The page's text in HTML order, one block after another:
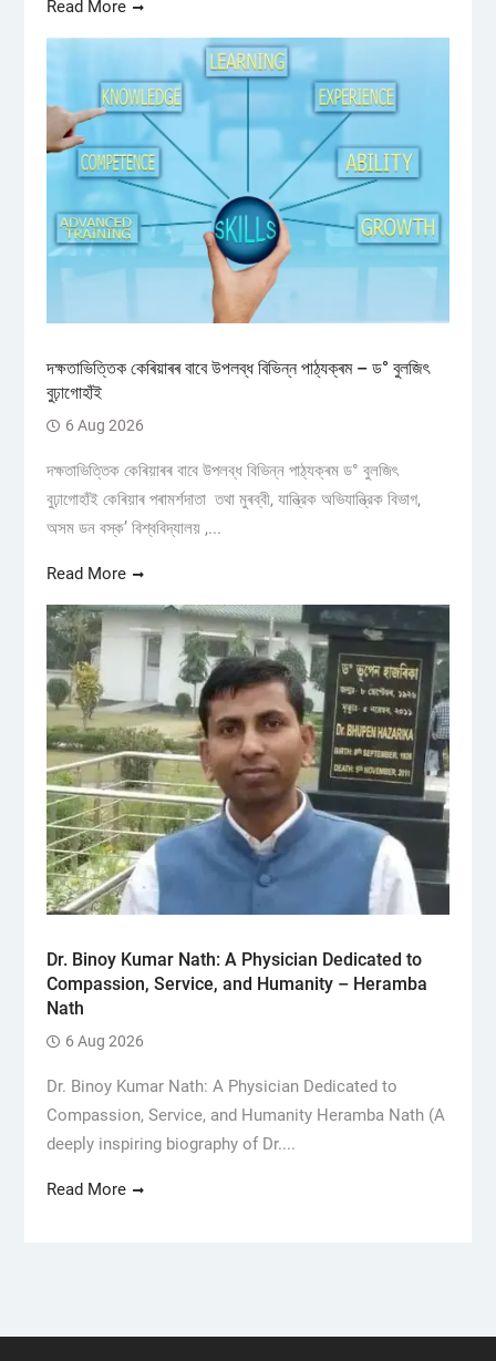
Read More
দক্ষতাভিত্তিক কেৰিয়াৰৰ বাবে উপলব্ধ বিভিন্ন পাঠ্যক্ৰম – ড° বুলজিৎ
বুঢ়াগোহাঁই
6 Aug 2026
দক্ষতাভিত্তিক কেৰিয়াৰৰ বাবে উপলব্ধ বিভিন্ন পাঠ্যক্ৰম ড° বুলজিৎ
বুঢ়াগোহাঁই কেৰিয়াৰ পৰামৰ্শদাতা তথা মুৰব্বী, যান্ত্রিক অভিযান্ত্রিক বিভাগ,
অসম ডন বস্ক’ বিশ্ববিদ্যালয় ,...
Read More
Dr. Binoy Kumar Nath: A Physician Dedicated to
Compassion, Service, and Humanity – Heramba
Nath
6 Aug 2026
Dr. Binoy Kumar Nath: A Physician Dedicated to
Compassion, Service, and Humanity Heramba Nath (A
deeply inspiring biography of Dr....
Read More